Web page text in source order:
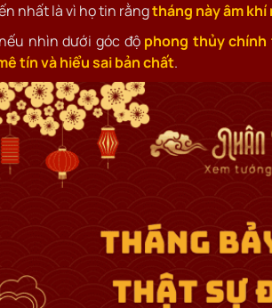
nhất là vì họ tin rằngtháng này âm khí
nhìn dưới góc độ phong thủy
tín và hiểu sai bản chất.